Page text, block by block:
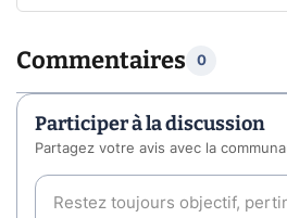
Commentaires 0
Participer à la discussion
Partagez votre avis avec la